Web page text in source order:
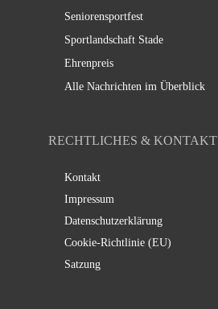
Seniorensportfest
Sportlandschaft Stade
Ehrenpreis
Alle Nachrichten im Überblick
RECHTLICHES & KONTAKT
Kontakt
Impressum
Datenschutzerklärung
Cookie-Richtlinie (EU)
Satzung